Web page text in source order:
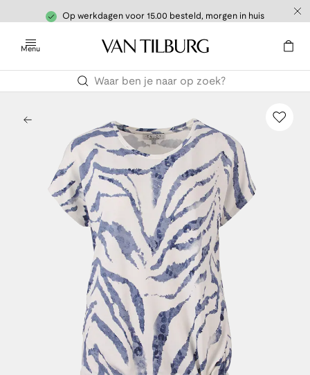
Op werkdagen voor 15.00 besteld, morgen in huis
Menu